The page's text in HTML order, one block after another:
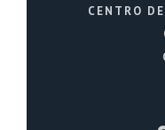
CENTRO